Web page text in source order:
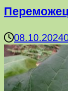
08.10.2024